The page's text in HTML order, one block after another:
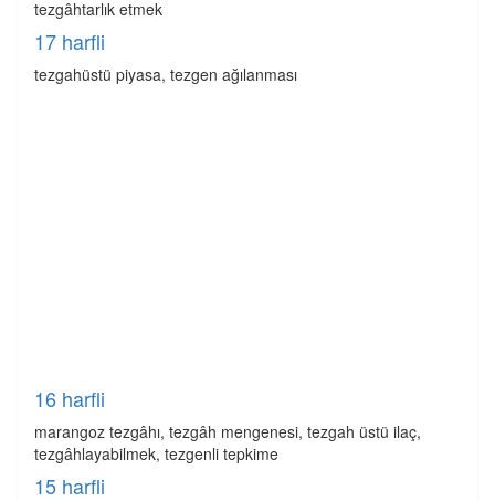
tezgâhtarlık etmek
17 harfli
tezgahüstü piyasa, tezgen ağılanması
16 harfli
marangoz tezgâhı, tezgâh mengenesi, tezgah üstü ilaç,
tezgâhlayabilmek, tezgenli tepkime
15 harfli